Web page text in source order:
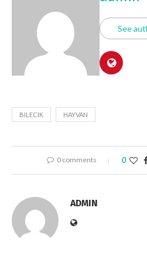
See
BILECIK HAYVAN
0 comments 0
ADMIN